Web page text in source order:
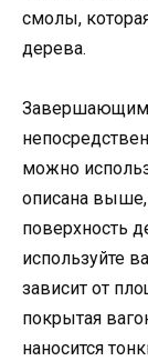
смолы,
дерева.
Завершающим
можно
описана
поверхность
используйте
зависит от
покрытая
наносится